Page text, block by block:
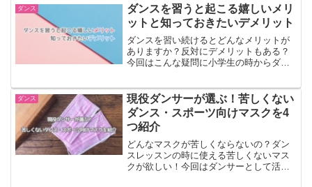
ても、ソファに座って、歌とダンスの世
界へ飛び込んでみませんか？
ダンス
ダンスを習うと起こる嬉しいメリ
ットと知っておきたいデメリット
ダンスを習い続けるとどんなメリットが
ありますか？反対にデメリットもある？
今回はこんな疑問に小学生の時からダン
レッスンが気になっている人はぜひ参考
にしてみてください！
ダンス
現役ダンサーが選ぶ！苦しくない
ダンス・スポーツ向けマスクを4
つ紹介
どんなマスクが苦しくならないの？ダン
スレッスンの時に使える苦しくないマス
クが欲しい！今回はダンサーとして活動